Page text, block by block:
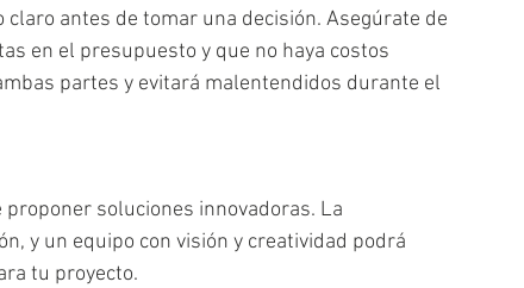
antes de tomar una decisión. Asegúrate de
en el presupuesto y que no haya costos
partes y evitará malentendidos durante el
proponer soluciones innovadoras. La
y un equipo con visión y creatividad podrá
tu proyecto.